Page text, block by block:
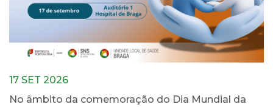
17 SET 2026
No âmbito da comemoração do Dia Mundial da